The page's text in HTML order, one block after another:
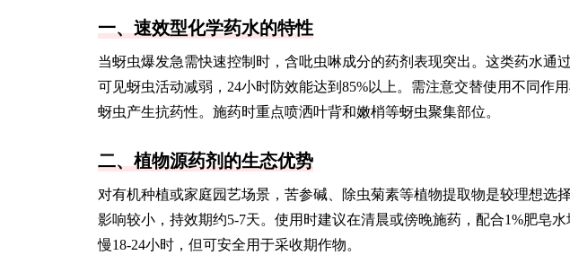
一、速效型化学药水的特性
当蚜虫爆发急需快速控制时，含吡虫啉成分的药剂表现突出。这类药水通
可见蚜虫活动减弱，24小时防效能达到85%以上。需注意交替使用不同作
蚜虫产生抗药性。施药时重点喷洒叶背和嫩梢等蚜虫聚集部位。
二、植物源药剂的生态优势
对有机种植或家庭园艺场景，苦参碱、除虫菊素等植物提取物是较理想选
影响较小，持效期约5-7天。使用时建议在清晨或傍晚施药，配合1%肥皂
慢18-24小时，但可安全用于采收期作物。